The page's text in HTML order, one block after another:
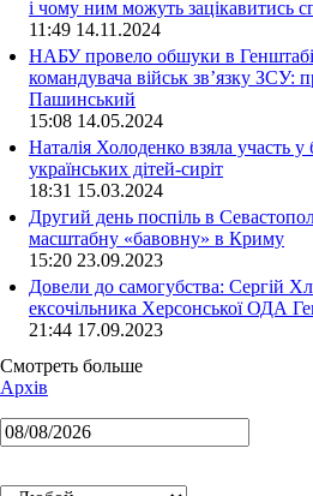
і чому ним можуть зацікавитись
11:49 14.11.2024
НАБУ провело обшуки в
командувача військ зв’язку ЗСУ:
Пашинський
15:08 14.05.2024
Наталія Холоденко взяла участь у
українських дітей-сиріт
18:31 15.03.2024
Другий день поспіль в
масштабну «бавовну» в Криму
15:20 23.09.2023
Довели до самогубства: Сергій
ексочільника Херсонської ОДА
21:44 17.09.2023
Смотреть больше
Архів